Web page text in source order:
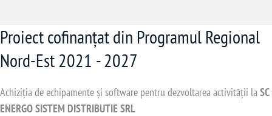
Proiect cofinanțat din Programul Regional
Nord-Est 2021 - 2027
Achiziția de echipamente și software pentru dezvoltarea activității la SC
ENERGO SISTEM DISTRIBUTIE SRL